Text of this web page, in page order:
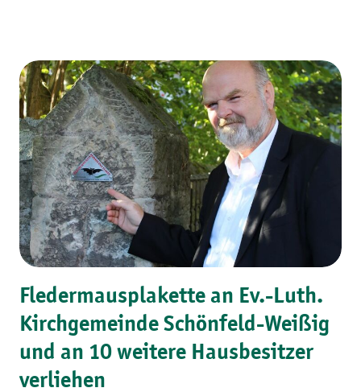
Fledermausplakette an Ev.-Luth.
Kirchgemeinde Schönfeld-Weißig
und an 10 weitere Hausbesitzer
verliehen